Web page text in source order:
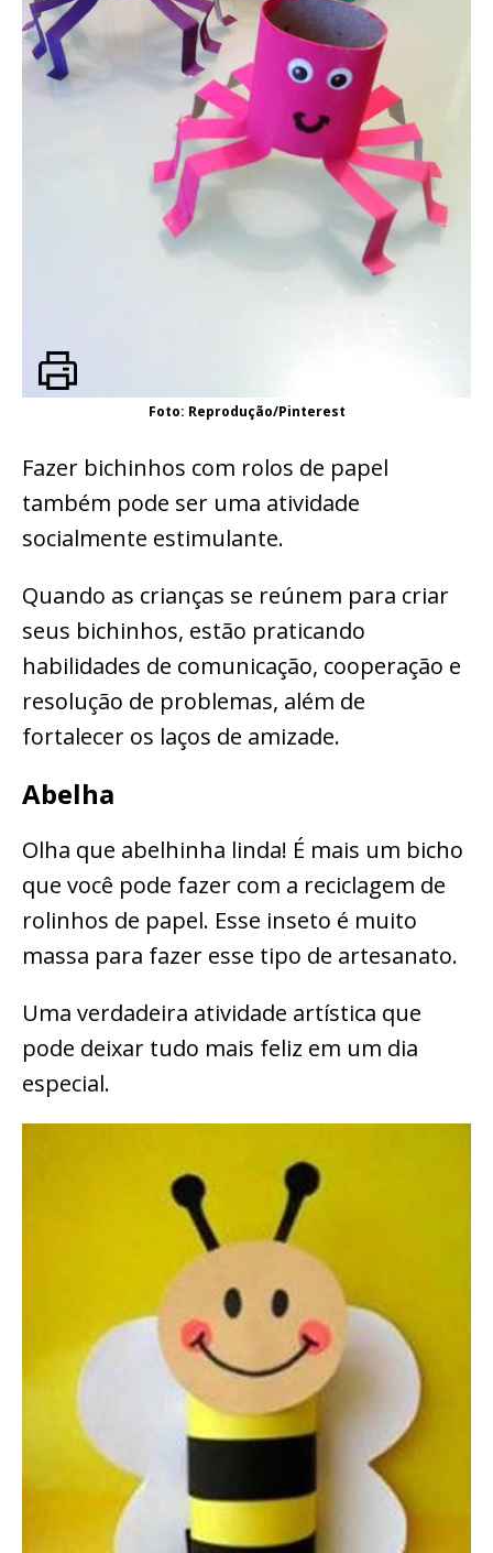
Foto: Reprodução/Pinterest
Fazer bichinhos com rolos de papel
também pode ser uma atividade
socialmente estimulante.
Quando as crianças se reúnem para criar
seus bichinhos, estão praticando
habilidades de comunicação, cooperação e
resolução de problemas, além de
fortalecer os laços de amizade.
Abelha
Olha que abelhinha linda! É mais um bicho
que você pode fazer com a reciclagem de
rolinhos de papel. Esse inseto é muito
massa para fazer esse tipo de artesanato.
Uma verdadeira atividade artística que
pode deixar tudo mais feliz em um dia
especial.